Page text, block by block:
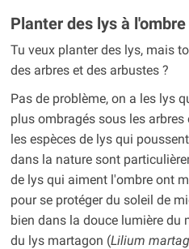
Planter des lys à l'ombre
Tu veux planter des lys, mais
des arbres et des arbustes ?
Pas de problème, on a les lys
plus ombragés sous les
les espèces de lys qui
dans la nature sont
de lys qui aiment l'ombre ont
pour se protéger du soleil de
bien dans la douce lumière du
du lys martagon (Lilium